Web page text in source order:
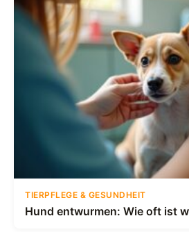
TIERPFLEGE & GESUNDHEIT
Hund entwurmen: Wie oft ist